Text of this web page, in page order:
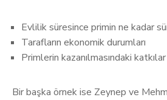
Evlilik süresince primin ne kadar
Tarafların ekonomik durumları
Primlerin kazanılmasındaki katkılar
Bir başka örnek ise Zeynep ve